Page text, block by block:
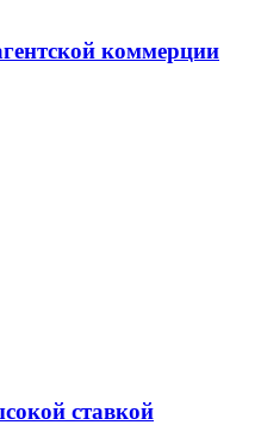
коммерции
ставкой